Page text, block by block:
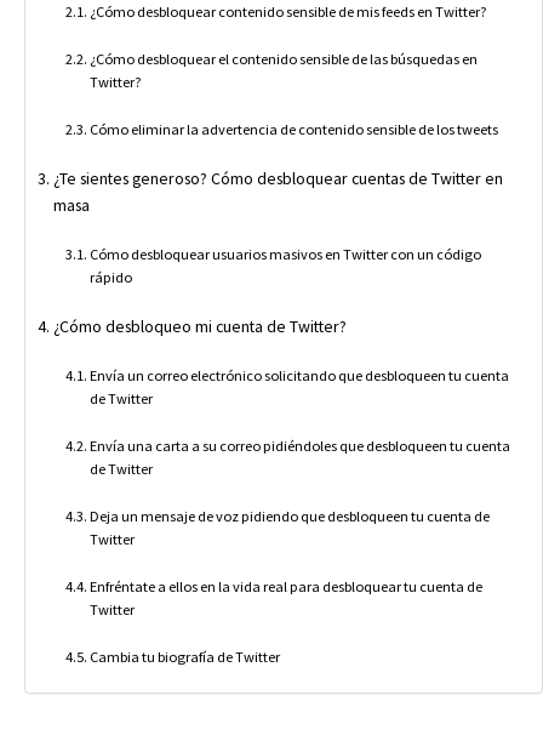
¿Cómo desbloquear contenido sensible de mis feeds en Twitter?
¿Cómo desbloquear el contenido sensible de las búsquedas en
Twitter?
Cómo eliminar la advertencia de contenido sensible de los tweets
¿Te sientes generoso? Cómo desbloquear cuentas de Twitter en
masa
Cómo desbloquear usuarios masivos en Twitter con un código
rápido
¿Cómo desbloqueo mi cuenta de Twitter?
Envía un correo electrónico solicitando que desbloqueen tu cuenta
de Twitter
Envía una carta a su correo pidiéndoles que desbloqueen tu cuenta
de Twitter
Deja un mensaje de voz pidiendo que desbloqueen tu cuenta de
Twitter
Enfréntate a ellos en la vida real para desbloquear tu cuenta de
Twitter
Cambia tu biografía de Twitter